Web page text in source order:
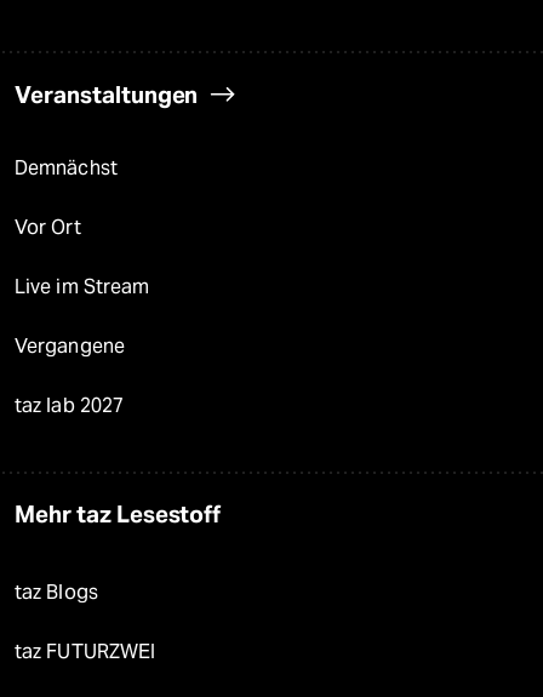
Veranstaltungen
Demnächst
Vor Ort
Live im Stream
Vergangene
taz lab 2027
Mehr taz Lesestoff
taz Blogs
taz FUTURZWEI